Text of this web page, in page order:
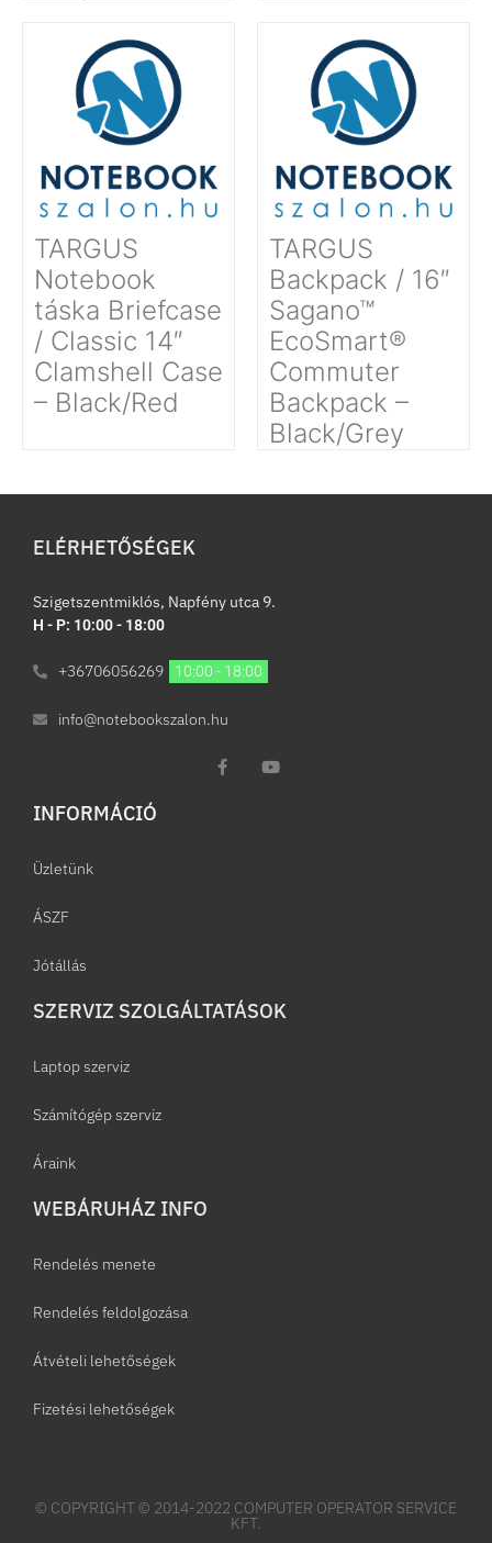
TARGUS
Notebook
táska Briefcase
/ Classic 14″
Clamshell Case
– Black/Red
TARGUS
Backpack / 16″
Sagano™
EcoSmart®
Commuter
Backpack –
Black/Grey
ELÉRHETŐSÉGEK
Szigetszentmiklós, Napfény utca 9.
H - P: 10:00 - 18:00
+36706056269 10:00 - 18:00
info@notebookszalon.hu
INFORMÁCIÓ​
Üzletünk
ÁSZF
Jótállás
SZERVIZ SZOLGÁLTATÁSOK
Laptop szerviz
Számítógép szerviz
Áraink
WEBÁRUHÁZ INFO
Rendelés menete
Rendelés feldolgozása
Átvételi lehetőségek
Fizetési lehetőségek
© COPYRIGHT © 2014-2022 COMPUTER OPERATOR SERVICE
KFT.